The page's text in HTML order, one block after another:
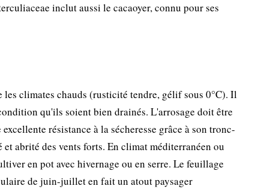
inclut aussi le cacaoyer, connu pour ses
climates chauds (rusticité tendre, gélif sous 0°C). Il
qu'ils soient bien drainés. L'arrosage doit être
résistance à la sécheresse grâce à son tronc-
abrité des vents forts. En climat méditerranéen ou
en pot avec hivernage ou en serre. Le feuillage
de juin-juillet en fait un atout paysager